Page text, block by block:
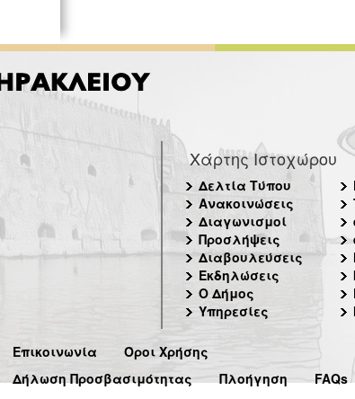
Χάρτης Ιστοχώρου
Δελτία Τύπου
Ανακοινώσεις
Διαγωνισμοί
Προσλήψεις
Διαβουλεύσεις
Εκδηλώσεις
Ο Δήμος
Υπηρεσίες
Επικοινωνία
Όροι Χρήσης
Δήλωση Προσβασιμότητας
Πλοήγηση FAQs